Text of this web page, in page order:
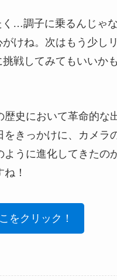
く…調子に乗るんじゃ
けね。次はもう少し
戦してみてもいいか
歴史において革命的な
をきっかけに、カメラ
ように進化してきたの
！
をクリック！